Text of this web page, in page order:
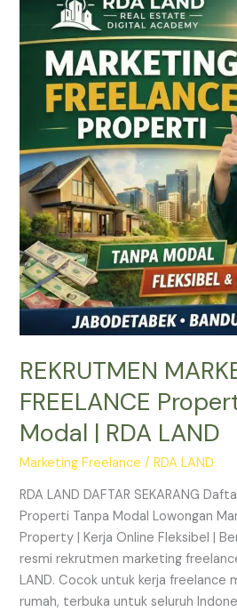
REKRUTMEN
FREELANCE
Modal | RDA LAND
Marketing Freelance /RDA LAND
RDA LAND DAFTAR SEKARANG
Properti Tanpa Modal Lowongan
Property | Kerja Online Fleksibel |
resmi rekrutmen marketing
LAND. Cocok untuk kerja freelance
rumah, terbuka untuk seluruh
MARKETING
FREELANCE
Properti
Tanpa
Modal
LAND